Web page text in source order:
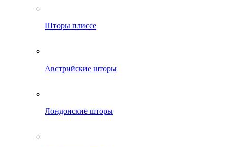
Шторы плиссе
Австрийские шторы
Лондонские шторы